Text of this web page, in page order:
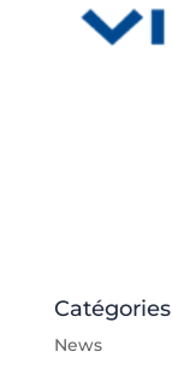
Catégories
News